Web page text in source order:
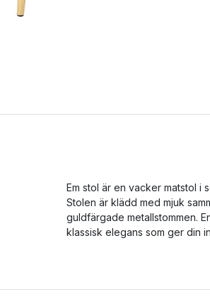
Em stol är en vacker matstol i
Stolen är klädd med mjuk
guldfärgade metallstommen.
klassisk elegans som ger din